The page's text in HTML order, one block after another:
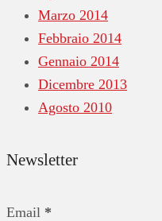
Marzo 2014
Febbraio 2014
Gennaio 2014
Dicembre 2013
Agosto 2010
Newsletter
Email *